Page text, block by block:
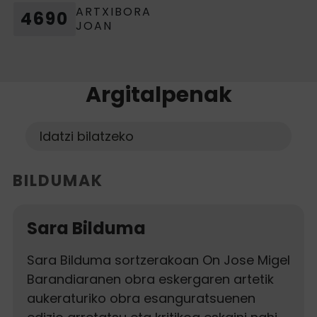
4690
ARTXIBORA
JOAN
Argitalpenak
Buscar
BILDUMAK
Sara Bilduma
Sara Bilduma sortzerakoan On Jose Migel
Barandiaranen obra eskergaren artetik
aukeraturiko obra esanguratsuenen